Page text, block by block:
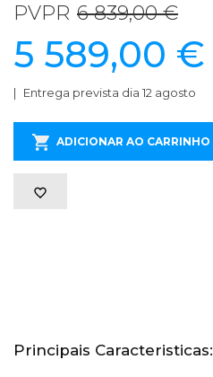
PVPR 6 839,00 €
5 589,00 €
Entrega prevista dia 12 agosto
ADICIONAR AO CARRINHO
Principais Caracteristicas: